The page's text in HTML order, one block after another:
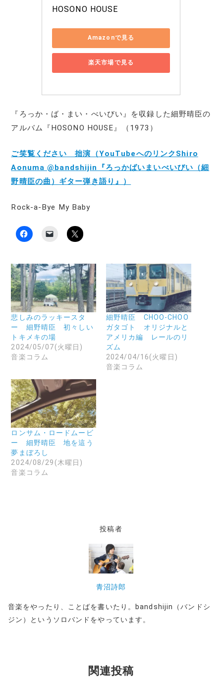
HOSONO HOUSE
Amazonで見る
楽天市場で見る
『ろっか・ば・まい・べいびい』を収録した細野晴臣の
アルバム『HOSONO HOUSE』（1973）
ご笑覧ください 拙演（YouTubeへのリンクShiro
Aonuma @bandshijin『ろっかばいまいべいびい（細
野晴臣の曲）ギター弾き語り』）
Rock-a-Bye My Baby
F
a
o
o
k
で
共
有
す
る
に
は
ク
リ
ッ
ク
し
て
さ
い
(
新
し
い
ウ
ィ
ン
ド
ウ
で
開
き
ま
す
て
友
達
に
メ
ー
ル
で
リ
ン
ク
を
送
信
ウ
ィ
ン
ド
ウ
で
開
き
ま
す
)
ク
リ
て
X
で
共
有
(
新
し
い
ウ
ィ
ド
ウ
す
悲しみのラッキースタ
ー 細野晴臣 初々しい
トキメキの場
2024/05/07(火曜日)
音楽コラム
細野晴臣 CHOO-CHOO
ガタゴト オリジナルと
アメリカ編 レールのリ
ズム
2024/04/16(火曜日)
音楽コラム
ロンサム・ロードムービ
ー 細野晴臣 地を這う
夢まぼろし
2024/08/29(木曜日)
音楽コラム
投稿者
青沼詩郎
音楽をやったり、ことばを書いたり。bandshijin（バンドシ
ジン）というソロバンドをやっています。
関連投稿